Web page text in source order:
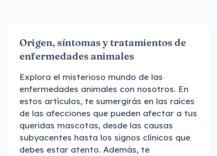
Origen, síntomas y tratamientos de
enfermedades animales
Explora el misterioso mundo de las
enfermedades animales con nosotros. En
estos artículos, te sumergirás en las raíces
de las afecciones que pueden afectar a tus
queridas mascotas, desde las causas
subyacentes hasta los signos clínicos que
debes estar atento. Además, te